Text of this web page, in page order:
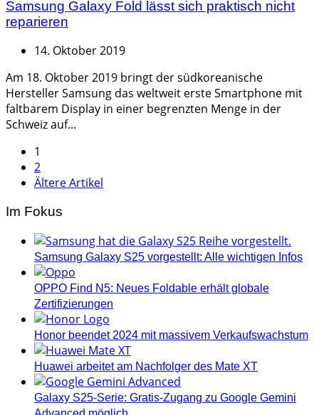
Samsung Galaxy Fold lässt sich praktisch nicht
reparieren
14. Oktober 2019
Am 18. Oktober 2019 bringt der südkoreanische
Hersteller Samsung das weltweit erste Smartphone mit
faltbarem Display in einer begrenzten Menge in der
Schweiz auf...
Seitennummerierung
der
Beiträge
1
2
Ältere Artikel
Im Fokus
Samsung Galaxy S25 vorgestellt: Alle wichtigen Infos
OPPO Find N5: Neues Foldable erhält globale
Zertifizierungen
Honor beendet 2024 mit massivem Verkaufswachstum
Huawei arbeitet am Nachfolger des Mate XT
Galaxy S25-Serie: Gratis-Zugang zu Google Gemini